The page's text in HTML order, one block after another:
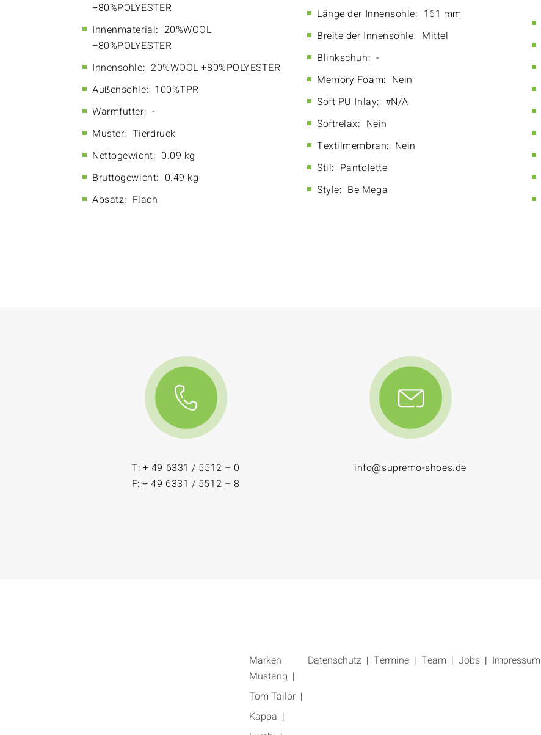
+80%POLYESTER
Innenmaterial: 20%WOOL
+80%POLYESTER
Innensohle: 20%WOOL +80%POLYESTER
Außensohle: 100%TPR
Warmfutter: -
Muster: Tierdruck
Nettogewicht: 0.09 kg
Bruttogewicht: 0.49 kg
Absatz: Flach
Länge der Innensohle: 161 mm
Breite der Innensohle: Mittel
Blinkschuh: -
Memory Foam: Nein
Soft PU Inlay: #N/A
Softrelax: Nein
Textilmembran: Nein
Stil: Pantolette
Style: Be Mega
T: + 49 6331 / 5512 – 0
F: + 49 6331 / 5512 – 8
info@supremo-shoes.de
Marken
Mustang
Tom Tailor
Kappa
Datenschutz Termine Team Jobs Impressum